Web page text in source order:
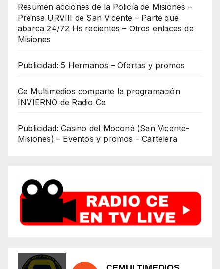
Resumen acciones de la Policía de Misiones –
Prensa URVIII de San Vicente – Parte que
abarca 24/72 Hs recientes – Otros enlaces de
Misiones
Publicidad: 5 Hermanos – Ofertas y promos
Ce Multimedios comparte la programación
INVIERNO de Radio Ce
Publicidad: Casino del Moconá (San Vicente-
Misiones) – Eventos y promos – Cartelera